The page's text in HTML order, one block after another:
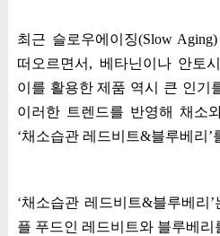
최근 슬로우에이징(Slow Aging)
떠오르면서 , 베타닌이나 안토
이를 활용한 제품 역시 큰 인기
이러한 트렌드를 반영해 채소
‘채소습관 레드비트&블루베리 ’
‘채소습관 레드비트&블루베리 ’
플 푸드인 레드비트와 블루베